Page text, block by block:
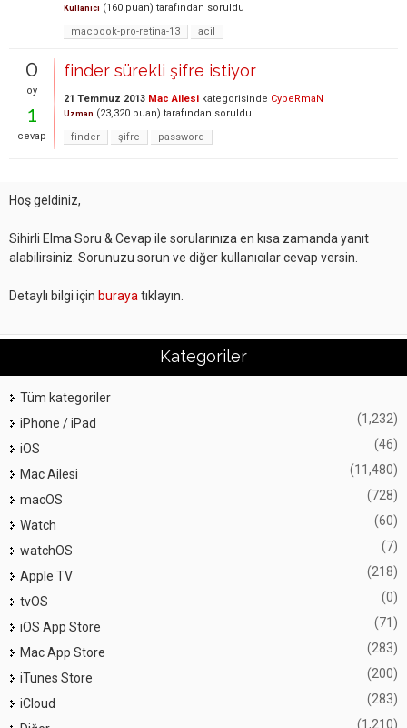
Kullanıcı (160 puan) tarafından soruldu
macbook-pro-retina-13
acil
0
oy
1
cevap
finder sürekli şifre istiyor
21 Temmuz 2013 Mac Ailesi kategorisinde CybeRmaN
Uzman (23,320 puan) tarafından soruldu
finder
şifre password
Hoş geldiniz,
Sihirli Elma Soru & Cevap ile sorularınıza en kısa zamanda yanıt
alabilirsiniz. Sorunuzu sorun ve diğer kullanıcılar cevap versin.
Detaylı bilgi için buraya tıklayın.
Kategoriler
Tüm kategoriler
iPhone / iPad
(1,232)
iOS (46)
Mac Ailesi (11,480)
macOS (728)
Watch (60)
watchOS (7)
Apple TV (218)
tvOS (0)
iOS App Store (71)
Mac App Store (283)
iTunes Store (200)
iCloud (283)
(1,210)